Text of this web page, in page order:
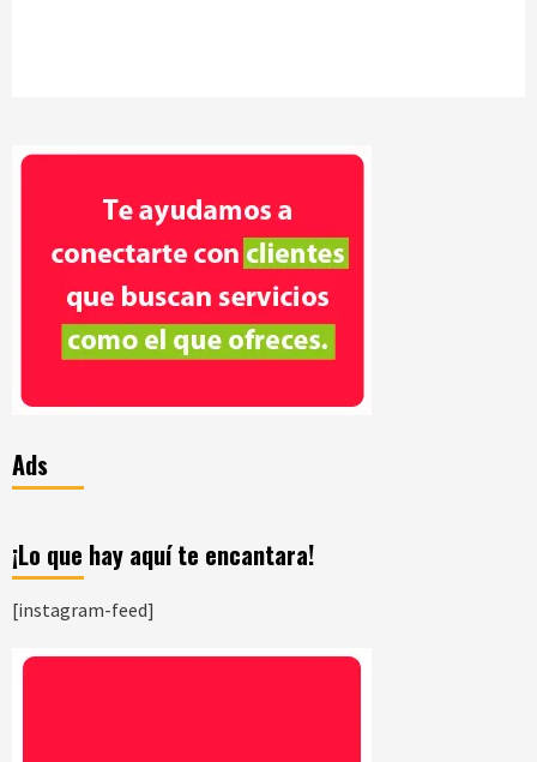
Ads
¡Lo que hay aquí te encantara!
[instagram-feed]